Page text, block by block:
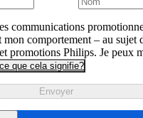
communications
mon comportement – au sujet
promotions Philips. Je peux
que cela signifie?
Envoyer